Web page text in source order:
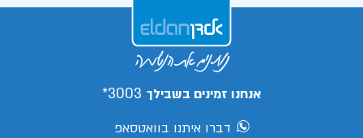
אנחנו זמינים בשבילך 3003*
דברו איתנו בוואטסאפ